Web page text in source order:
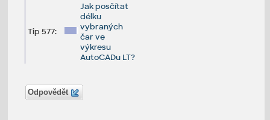
Tip 577:
Jak posčítat
délku
vybraných
čar ve
výkresu
AutoCADu LT?
Odpovědět